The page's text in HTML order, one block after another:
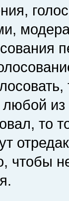
любой
то
чтобы